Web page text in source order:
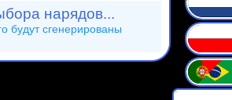
нарядов...
будут сгенерированы